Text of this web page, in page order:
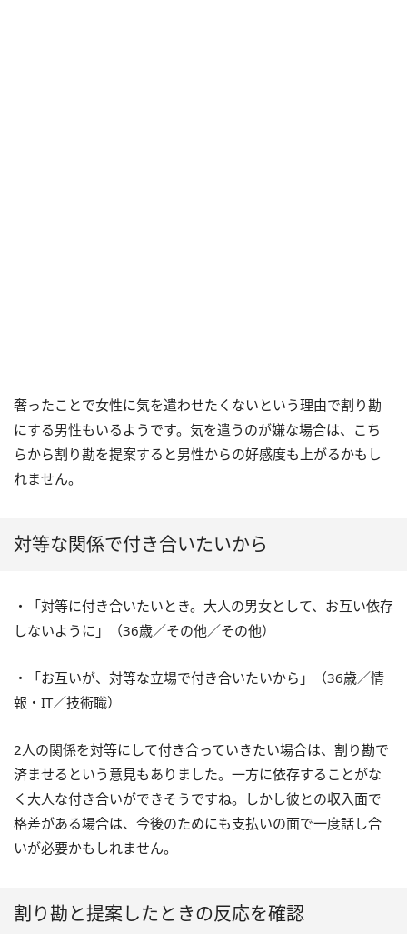
奢ったことで女性に気を遣わせたくないという理由で割り勘
にする男性もいるようです。気を遣うのが嫌な場合は、こち
らから割り勘を提案すると男性からの好感度も上がるかもし
れません。
対等な関係で付き合いたいから
・「対等に付き合いたいとき。大人の男女として、お互い依存
しないように」（36歳／その他／その他）
・「お互いが、対等な立場で付き合いたいから」（36歳／情
報・IT／技術職）
2人の関係を対等にして付き合っていきたい場合は、割り勘で
済ませるという意見もありました。一方に依存することがな
く大人な付き合いができそうですね。しかし彼との収入面で
格差がある場合は、今後のためにも支払いの面で一度話し合
いが必要かもしれません。
割り勘と提案したときの反応を確認